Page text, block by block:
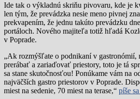
Ide tak o výkladnú skriňu pivovaru, kde je
len tým, že prevádzka nesie meno pivnej
prekvapením, že jednu takúto prevádzku
portáloch. Nového majiteľa totiž hľadá
v Poprade.
„Ak rozmýšľate o podnikaní v gastronómií,
prerábať a zariaďovať priestory, toto je tá
sa stane skutočnosťou! Ponúkame vám na
najväčších gastro priestorov v Poprade.
miest na sedenie, 70 miest na terase,“ píše